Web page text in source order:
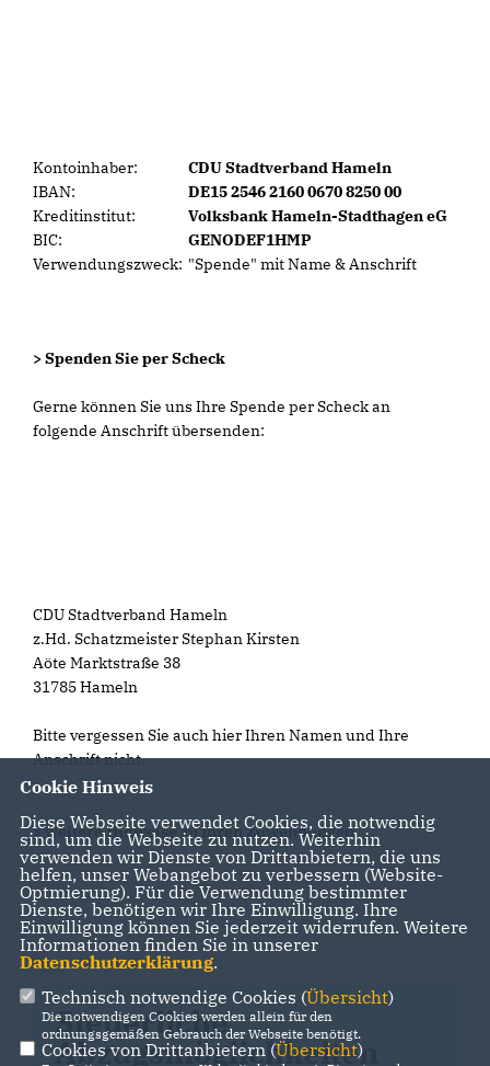
Kontoinhaber:
CDU Stadtverband Hameln
IBAN:
DE15 2546 2160 0670 8250 00
Kreditinstitut:
Volksbank Hameln-Stadthagen eG
BIC:
GENODEF1HMP
Verwendungszweck: "Spende" mit Name & Anschrift
> Spenden Sie per Scheck
Gerne können Sie uns Ihre Spende per Scheck an
folgende Anschrift übersenden:
CDU Stadtverband Hameln
z.Hd. Schatzmeister Stephan Kirsten
Aöte Marktstraße 38
31785 Hameln
Bitte vergessen Sie auch hier Ihren Namen und Ihre
Anschrift nicht.
> weitere Hinweise zu Ihren Zuwendungen
Steuerliche
Abzugsmöglichkeiten
Cookie Hinweis
Diese Webseite verwendet Cookies, die notwendig
sind, um die Webseite zu nutzen. Weiterhin
verwenden wir Dienste von Drittanbietern, die uns
helfen, unser Webangebot zu verbessern (Website-
Optmierung). Für die Verwendung bestimmter
Dienste, benötigen wir Ihre Einwilligung. Ihre
Einwilligung können Sie jederzeit widerrufen. Weitere
Informationen finden Sie in unserer
Datenschutzerklärung.
Technisch notwendige Cookies (Übersicht)
Die notwendigen Cookies werden allein für den
ordnungsgemäßen Gebrauch der Webseite benötigt.
Cookies von Drittanbietern (Übersicht)